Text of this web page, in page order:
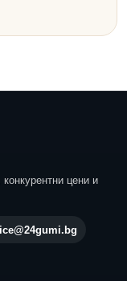
цени и